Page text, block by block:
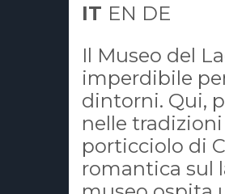
IT EN DE
Il Museo del
imperdibile
dintorni. Qui,
nelle
porticciolo di
romantica sul